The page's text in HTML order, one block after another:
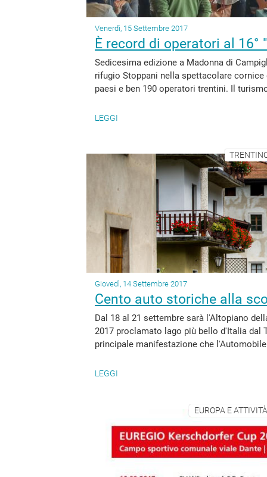
Venerdì, 15 Settembre 2017
È record di operatori al 16°
Sedicesima edizione a Madonna di
rifugio Stoppani nella spettacolare
paesi e ben 190 operatori trentini. Il
LEGGI
Giovedì, 14 Settembre 2017
Cento auto storiche alla
Dal 18 al 21 settembre sarà l'Altopiano
2017 proclamato lago più bello d'Italia dal
principale manifestazione che
LEGGI
EUROPA E